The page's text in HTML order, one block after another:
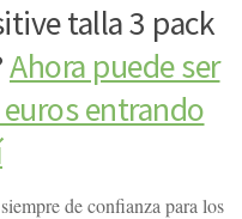
talla 3 pack
Ahora puede ser
entrando
de confianza para los